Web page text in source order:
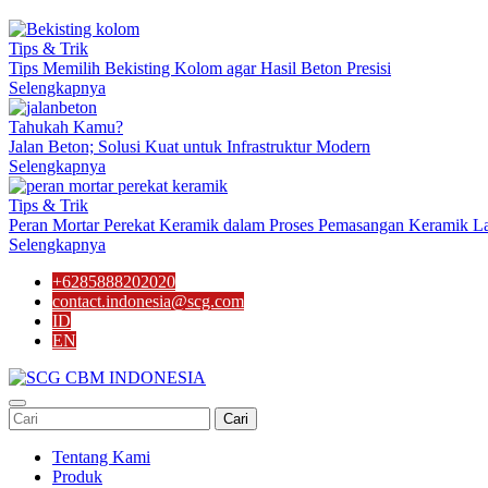
Tips & Trik
Tips Memilih Bekisting Kolom agar Hasil Beton Presisi
Selengkapnya
Tahukah Kamu?
Jalan Beton; Solusi Kuat untuk Infrastruktur Modern
Selengkapnya
Tips & Trik
Peran Mortar Perekat Keramik dalam Proses Pemasangan Keramik
Selengkapnya
+6285888202020
contact.indonesia@scg.com
ID
EN
Cari
Tentang Kami
Produk